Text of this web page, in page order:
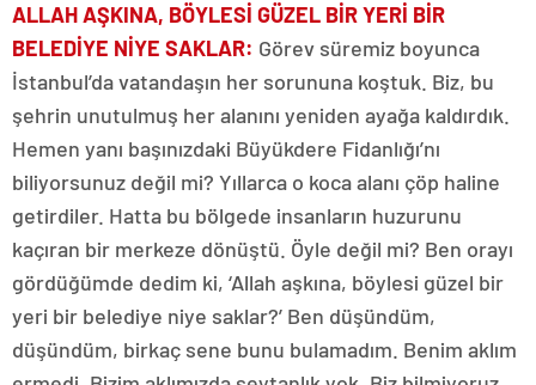
ALLAH AŞKINA, BÖYLESİ GÜZEL BİR YERİ BİR
BELEDİYE NİYE SAKLAR: Görev süremiz boyunca
İstanbul’da vatandaşın her sorununa koştuk. Biz, bu
şehrin unutulmuş her alanını yeniden ayağa kaldırdık.
Hemen yanı başınızdaki Büyükdere Fidanlığı’nı
biliyorsunuz değil mi? Yıllarca o koca alanı çöp haline
getirdiler. Hatta bu bölgede insanların huzurunu
kaçıran bir merkeze dönüştü. Öyle değil mi? Ben orayı
gördüğümde dedim ki, ‘Allah aşkına, böylesi güzel bir
yeri bir belediye niye saklar?’ Ben düşündüm,
düşündüm, birkaç sene bunu bulamadım. Benim aklım